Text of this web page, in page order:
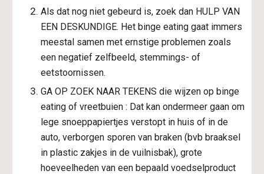
Als dat nog niet gebeurd is, zoek dan HULP VAN
EEN DESKUNDIGE. Het binge eating gaat immers
meestal samen met ernstige problemen zoals
een negatief zelfbeeld, stemmings- of
eetstoornissen.
GA OP ZOEK NAAR TEKENS die wijzen op binge
eating of vreetbuien : Dat kan ondermeer gaan om
lege snoeppapiertjes verstopt in huis of in de
auto, verborgen sporen van braken (bvb braaksel
in plastic zakjes in de vuilnisbak), grote
hoeveelheden van een bepaald voedselproduct